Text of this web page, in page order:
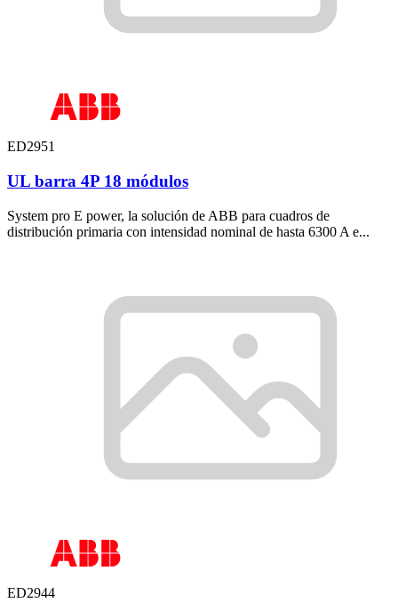
ED2951
UL barra 4P 18 módulos
System pro E power, la solución de ABB para cuadros de
distribución primaria con intensidad nominal de hasta 6300 A e...
ED2944